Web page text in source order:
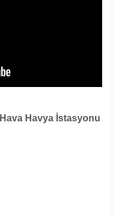
Havya İstasyonu